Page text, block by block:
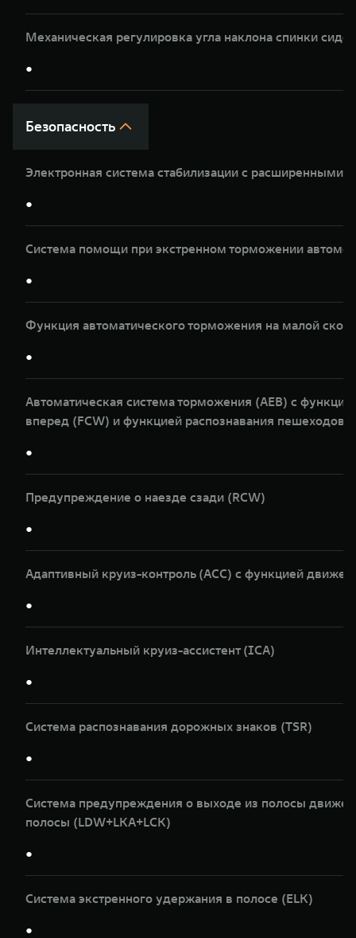
Механическая регулировка угла наклона спинки
●
Безопасность
Электронная система стабилизации с расширенными
●
Система помощи при экстренном торможении
●
Функция автоматического торможения на малой
●
Автоматическая система торможения (AEB) с
вперед (FCW) и функцией распознавания пешеходов
●
Предупреждение о наезде сзади (RCW)
●
Адаптивный круиз-контроль (ACC) с функцией
●
Интеллектуальный круиз-ассистент (ICA)
●
Система распознавания дорожных знаков (TSR)
●
Система предупреждения о выходе из полосы
полосы (LDW+LKA+LCK)
●
Система экстренного удержания в полосе (ELK)
●